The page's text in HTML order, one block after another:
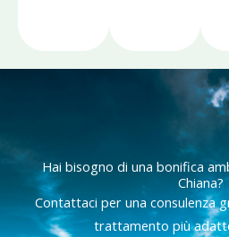
Hai bisogno di una bonifica
Chiana?
Contattaci per una consulenza
trattamento più